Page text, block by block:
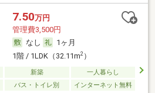
7.50万円
管理費3,500円
なし
1ヶ月
1階 / 1LDK（32.11m2）
新築
一人暮らし
バス・トイレ別 インターネット無料